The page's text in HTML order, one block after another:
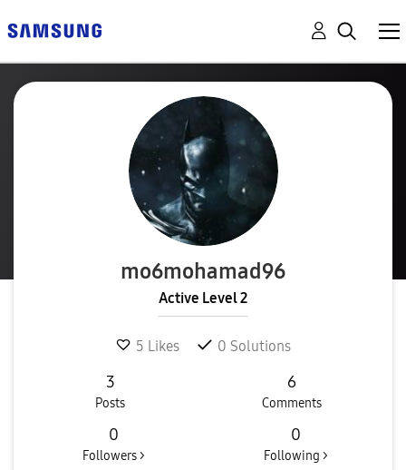
mo6mohamad96
Active Level 2
5 Likes 0 Solutions
3
Posts
6
Comments
0
Followers >
0
Following >